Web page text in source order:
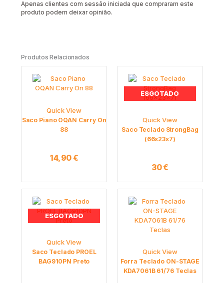
Apenas clientes com sessão iniciada que compraram este
produto podem deixar opinião.
Produtos Relacionados
Quick View
Saco Piano OQAN Carry On
88
14,90€
ESGOTADO
Quick View
Saco Teclado StrongBag
(66x23x7)
30€
ESGOTADO
Quick View
Saco Teclado PROEL
BAG910PN Preto
Quick View
Forra Teclado ON-STAGE
KDA7061B 61/76 Teclas